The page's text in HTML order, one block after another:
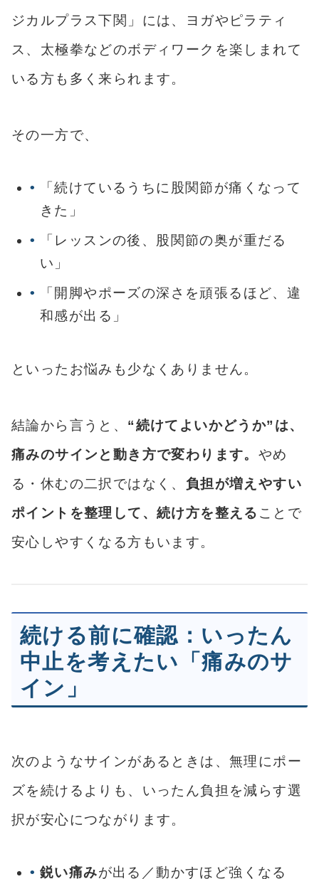
ジカルプラス下関」には、ヨガやピラティ
ス、太極拳などのボディワークを楽しまれて
いる方も多く来られます。
その一方で、
「続けているうちに股関節が痛くなって
きた」
「レッスンの後、股関節の奥が重だる
い」
「開脚やポーズの深さを頑張るほど、違
和感が出る」
といったお悩みも少なくありません。
結論から言うと、 “続けてよいかどうか”は、
痛みのサインと動き方で変わります。 やめ
る・休むの二択ではなく、 負担が増えやすい
ポイントを整理して、続け方を整える ことで
安心しやすくなる方もいます。
続ける前に確認：いったん
中止を考えたい「痛みのサ
イン」
次のようなサインがあるときは、無理にポー
ズを続けるよりも、いったん負担を減らす選
択が安心につながります。
鋭い痛みが出る／動かすほど強くなる